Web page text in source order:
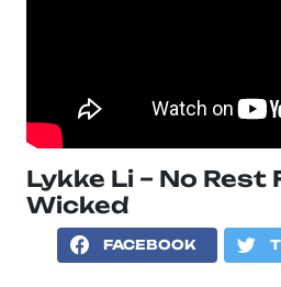
Lykke Li – No Rest
Wicked
FACEBOOK